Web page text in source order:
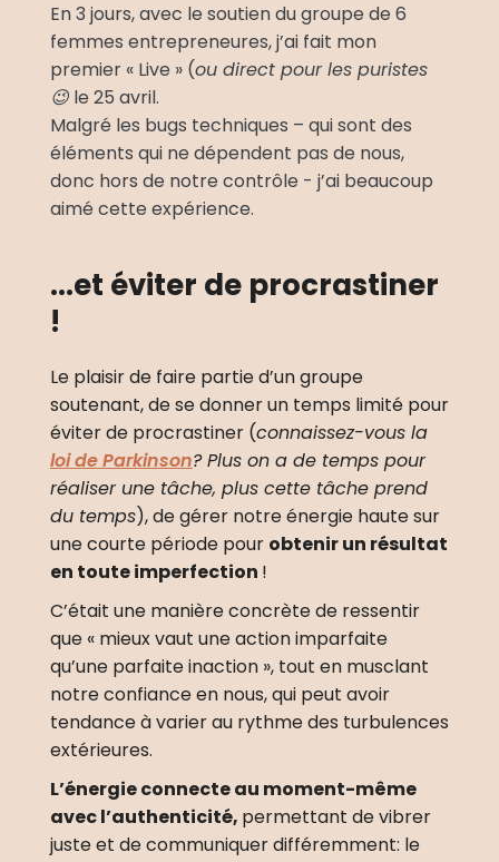
En 3 jours, avec le soutien du groupe de 6
femmes entrepreneures, j’ai fait mon
premier « Live » (ou direct pour les puristes
😉 le 25 avril.
Malgré les bugs techniques – qui sont des
éléments qui ne dépendent pas de nous,
donc hors de notre contrôle - j’ai beaucoup
aimé cette expérience.
...et éviter de procrastiner
!
Le plaisir de faire partie d’un groupe
soutenant, de se donner un temps limité pour
éviter de procrastiner (connaissez-vous
loi de Parkinson? Plus on a de temps pour
réaliser une tâche, plus cette tâche prend
du temps), de gérer notre énergie haute sur
une courte période pour obtenir un résultat
en toute imperfection !
C’était une manière concrète de ressentir
que « mieux vaut une action imparfaite
qu’une parfaite inaction », tout en musclant
notre confiance en nous, qui peut avoir
tendance à varier au rythme des turbulences
extérieures.
L’énergie connecte au moment-même
avec l’authenticité, permettant de vibrer